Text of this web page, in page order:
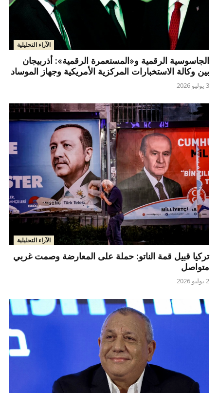
الآراء التحليلية
الجاسوسية الرقمية و«المستعمرة الرقمية»: أذربيجان
بين وكالة الاستخبارات المركزية الأمريكية وجهاز الموساد
3 يوليو 2026
الآراء التحليلية
تركيا قبيل قمة الناتو: حملة على المعارضة وصمت غربي
متواصل
2 يوليو 2026